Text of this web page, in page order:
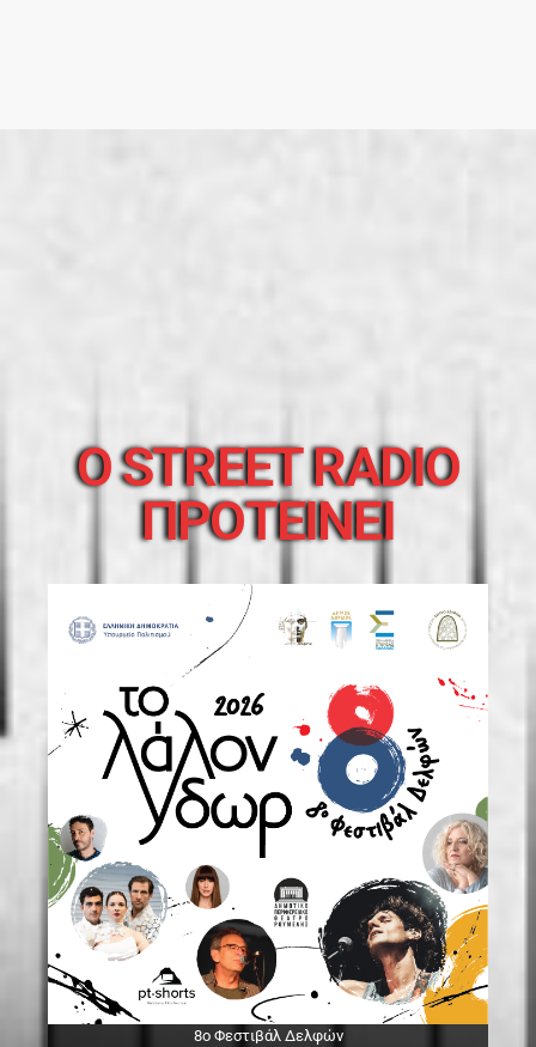
O STREET RADIO
ΠΡΟΤΕΙΝΕΙ
8ο Φεστιβάλ Δελφών